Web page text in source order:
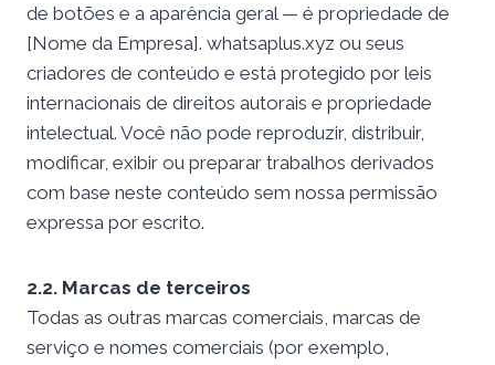
de botões e a aparência geral — é propriedade de
[Nome da Empresa]. whatsaplus.xyz ou seus
criadores de conteúdo e está protegido por leis
internacionais de direitos autorais e propriedade
intelectual. Você não pode reproduzir, distribuir,
modificar, exibir ou preparar trabalhos derivados
com base neste conteúdo sem nossa permissão
expressa por escrito.
2.2. Marcas de terceiros
Todas as outras marcas comerciais, marcas de
serviço e nomes comerciais (por exemplo,